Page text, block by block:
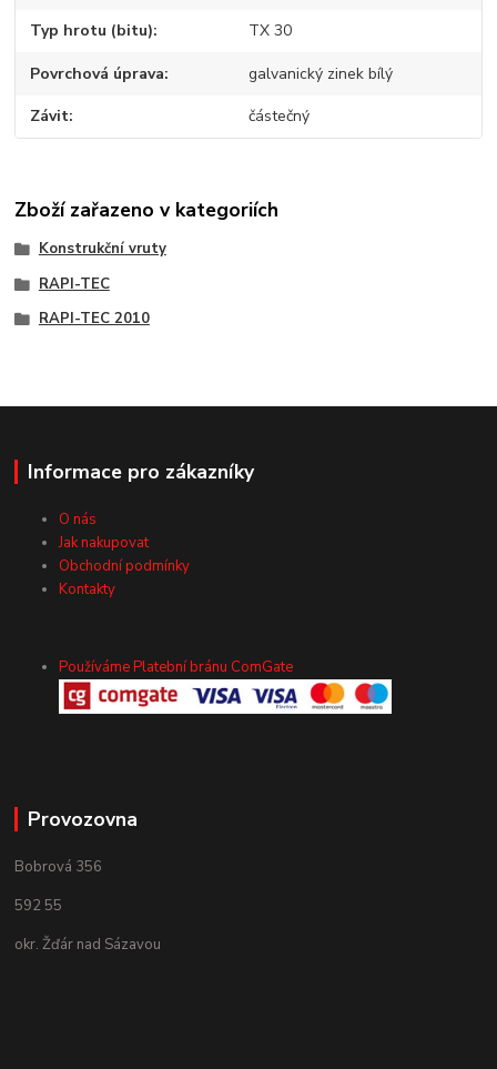
Typ hrotu (bitu) TX 30
Povrchová úprava galvanický zinek bílý
Závit částečný
Zboží zařazeno v kategoriích
Konstrukční vruty
RAPI-TEC
RAPI-TEC 2010
Informace pro zákazníky
O nás
Jak nakupovat
Obchodní podmínky
Kontakty
Používáme Platební bránu ComGate
Provozovna
Bobrová 356
592 55
okr. Žďár nad Sázavou